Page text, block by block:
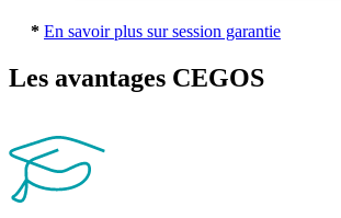
* En savoir plus sur session garantie
Les avantages CEGOS